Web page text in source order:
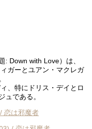
: Down with Love）は、
ガーとユアン・マクレガ
、特にドリス・デイとロ
ュである。
恋は邪魔者